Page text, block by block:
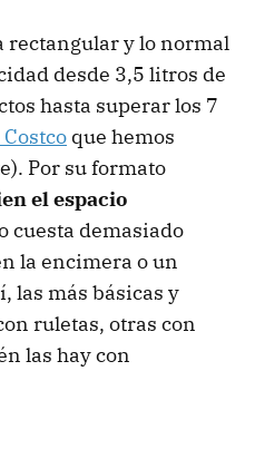
y lo normal
desde 3,5 litros de
hasta superar los 7
que hemos
Por su formato
el espacio
cuesta demasiado
la encimera o un
las más básicas y
ruletas, otras con
las hay con